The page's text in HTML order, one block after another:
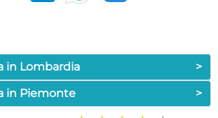
in Lombardia
>
in Piemonte
>